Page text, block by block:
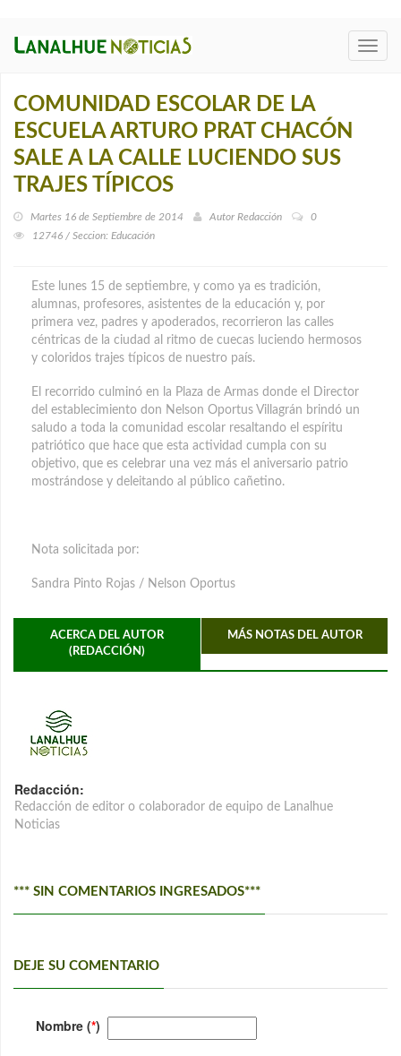
COMUNIDAD ESCOLAR DE LA
ESCUELA ARTURO PRAT CHACÓN
SALE A LA CALLE LUCIENDO SUS
TRAJES TÍPICOS
Martes 16 de Septiembre de 2014 Autor Redacción
0
12746 / Seccion: Educación
Este lunes 15 de septiembre, y como ya es tradición,
alumnas, profesores, asistentes de la educación y, por
primera vez, padres y apoderados, recorrieron las calles
céntricas de la ciudad al ritmo de cuecas luciendo hermosos
y coloridos trajes típicos de nuestro país.
El recorrido culminó en la Plaza de Armas donde el Director
del establecimiento don Nelson Oportus Villagrán brindó un
saludo a toda la comunidad escolar resaltando el espíritu
patriótico que hace que esta actividad cumpla con su
objetivo, que es celebrar una vez más el aniversario patrio
mostrándose y deleitando al público cañetino.
Nota solicitada por:
Sandra Pinto Rojas / Nelson Oportus
ACERCA DEL AUTOR
(REDACCIÓN)
MÁS NOTAS DEL AUTOR
Redacción:
Redacción de editor o colaborador de equipo de Lanalhue
Noticias
*** SIN COMENTARIOS INGRESADOS***
DEJE SU COMENTARIO
Nombre (*)